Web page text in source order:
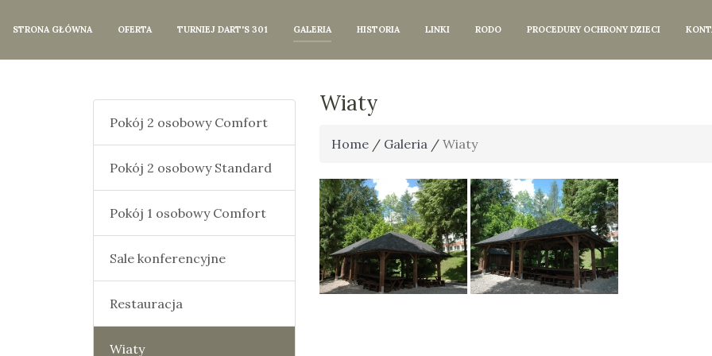
STRONA GŁÓWNA OFERTA TURNIEJ DART'S 301 GALERIA HISTORIA LINKI RODO PROCEDURY OCHRONY DZIECI
Pokój 2 osobowy Comfort
Pokój 2 osobowy Standard
Pokój 1 osobowy Comfort
Sale konferencyjne
Restauracja
Wiaty
Wiaty
Home / Galeria / Wiaty